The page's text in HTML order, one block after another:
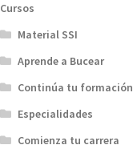
Cursos
Material SSI
Aprende a Bucear
Continúa tu formación
Especialidades
Comienza tu carrera